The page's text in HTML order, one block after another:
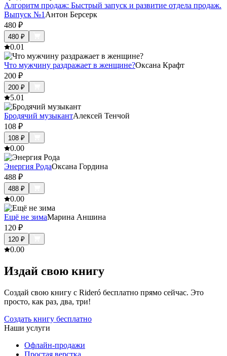
Алгоритм продаж: Быстрый запуск и развитие отдела продаж.
Выпуск №1 Антон Берсерк
480 ₽
480 ₽
0.01
Что мужчину раздражает в женщине?Оксана Крафт
200 ₽
200 ₽
5.01
Бродячий музыкантАлексей Тенчой
108 ₽
108 ₽
0.00
Энергия РодаОксана Гордина
488 ₽
488 ₽
0.00
Ещё не зимаМарина Аншина
120 ₽
120 ₽
0.00
Издай свою книгу
Создай свою книгу с Rideró бесплатно прямо сейчас. Это
просто, как раз, два, три!
Создать книгу бесплатно
Наши услуги
Офлайн-продажи
Простая верстка